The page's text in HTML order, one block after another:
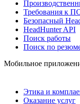
Требования к
Безопасный
HeadHunter API
Поиск работы
Поиск по
Мобильное
Этика и
Оказание услуг